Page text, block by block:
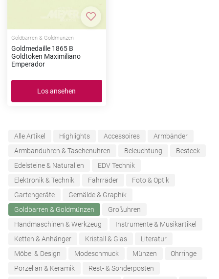
Zur Merkliste hinzufügen
Goldbarren & Goldmünzen
Goldmedaille 1865 B
Goldtoken Maximiliano
Emperador
Los ansehen
Alle Artikel Highlights Accessoires
Armbänder
Armbanduhren & Taschenuhren
Beleuchtung
Besteck
Edelsteine & Naturalien
EDV Technik
Elektronik & Technik
Fahrräder
Foto & Optik
Gartengeräte
Gemälde & Graphik
Goldbarren & Goldmünzen
Großuhren
Handmaschinen & Werkzeug
Instrumente & Musikartikel
Ketten & Anhänger
Kristall & Glas
Literatur
Möbel & Design
Modeschmuck Münzen
Ohrringe
Porzellan & Keramik
Rest- & Sonderposten